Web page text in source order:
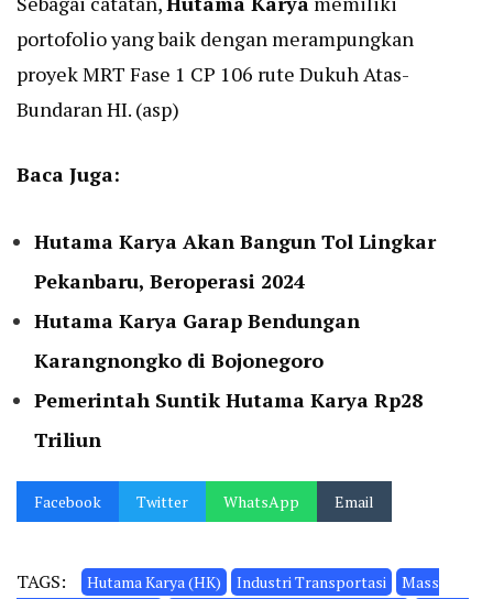
portofolio yang baik dengan merampungkan
proyek MRT Fase 1 CP 106 rute Dukuh Atas-
Bundaran HI. (asp)
Baca Juga:
Hutama Karya Akan Bangun Tol Lingkar
Pekanbaru, Beroperasi 2024
Hutama Karya Garap Bendungan
Karangnongko di Bojonegoro
Pemerintah Suntik Hutama Karya Rp28
Triliun
Facebook Twitter WhatsApp Email
TAGS: Hutama Karya (HK) Industri Transportasi
Mass